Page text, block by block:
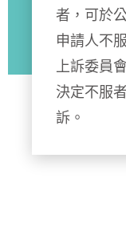
者，可於
申請人不
上訴委員
決定不服
訴。